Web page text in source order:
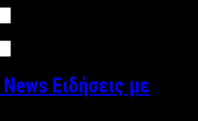
Ειδήσεις με